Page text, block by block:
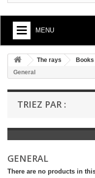
MENU
BOOKS : ARTS AND
BOOKS : LITERATURE
BOOKS : YOUTH
LIVRES ANCIENS AVANT
The rays
General
TRIEZ PAR :
GENERAL
There are no products in